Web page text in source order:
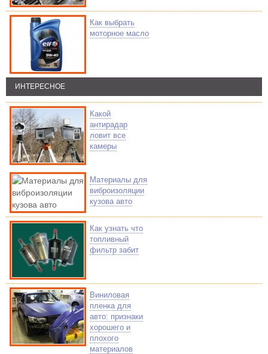
Как выбрать
моторное масло
ИНТЕРЕСНОЕ
Какой
антирадар
ловит все
камеры
Материалы для
виброизоляции
кузова авто
Как узнать что
топливный
фильтр забит
Виниловая
пленка для
авто: признаки
хорошего и
плохого
материалов